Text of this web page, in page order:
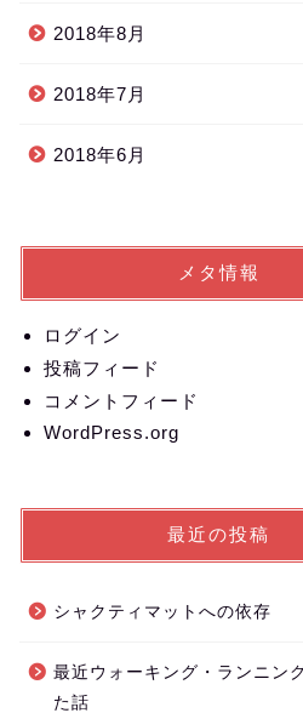
2018年8月
2018年7月
2018年6月
メタ情報
ログイン
投稿フィード
コメントフィード
WordPress.org
最近の投稿
シャクティマットへの依存
最近ウォーキング・ランニン
た話